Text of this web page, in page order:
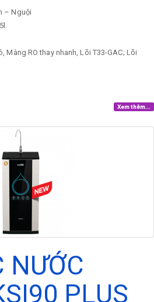
– Nguội
Màng RO thay nhanh, Lõi T33-GAC; Lõi
Xem thêm...
NƯỚC
PLUS